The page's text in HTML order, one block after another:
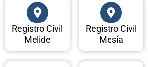
Registro Civil
Melide
Registro Civil
Mesía